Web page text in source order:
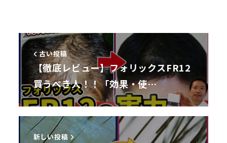
古い投稿
【徹底レビュー】フォリックスFR12
買うべき人！！「効果・使…
新しい投稿